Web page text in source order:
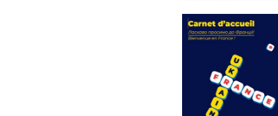
Statut de
l’élu local
Mise à jour avril
2024
FEUILLETER